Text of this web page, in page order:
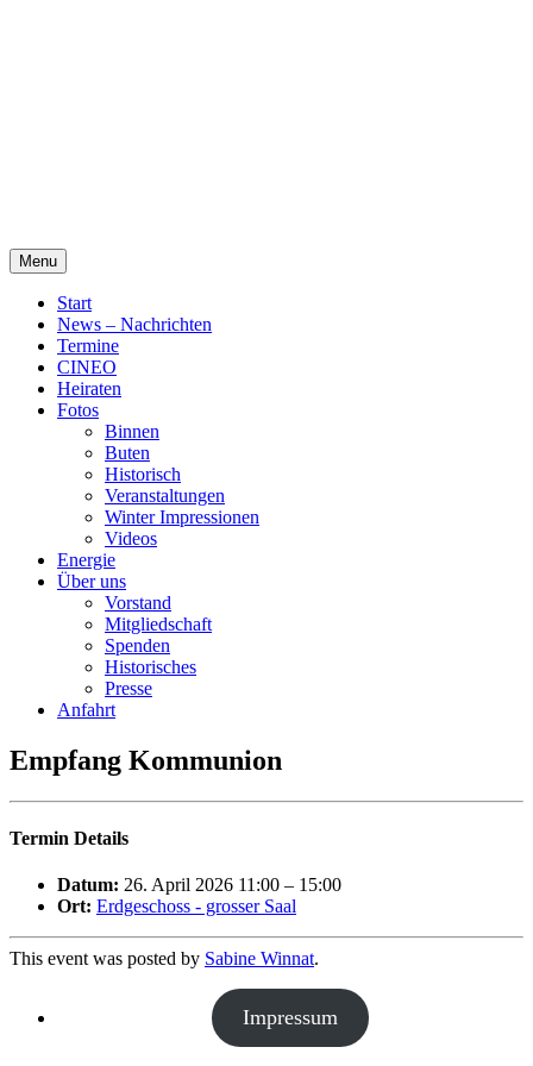
Menu
Start
News – Nachrichten
Termine
CINEO
Heiraten
Fotos
Binnen
Buten
Historisch
Veranstaltungen
Winter Impressionen
Videos
Energie
Über uns
Vorstand
Mitgliedschaft
Spenden
Historisches
Presse
Anfahrt
Empfang Kommunion
Termin Details
Datum: 26. April 2026 11:00 – 15:00
Ort: Erdgeschoss - grosser Saal
This event was posted by Sabine Winnat.
Impressum